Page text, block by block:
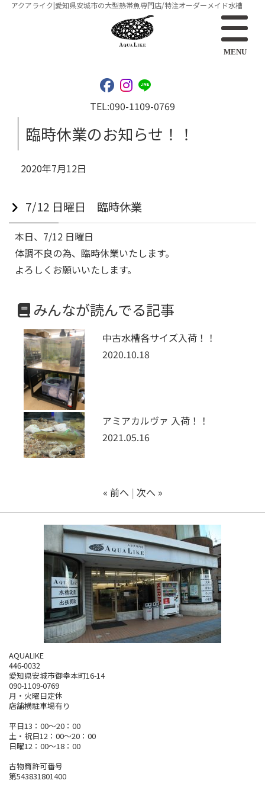
アクアライク|愛知県安城市の大型熱帯魚専門店/特注オーダーメイド水槽
MENU
TEL:090-1109-0769
臨時休業のお知らせ！！
2020年7月12日
7/12 日曜日 臨時休業
本日、7/12 日曜日
体調不良の為、臨時休業いたします。
よろしくお願いいたします。
みんなが読んでる記事
中古水槽各サイズ入荷！！
2020.10.18
アミアカルヴァ 入荷！！
2021.05.16
« 前へ 次へ »
AQUALIKE
446-0032
愛知県安城市御幸本町16-14
090-1109-0769
月・火曜日定休
店舗横駐車場有り
平日13：00～20：00
土・祝日12：00～20：00
日曜12：00～18：00
古物商許可番号
第543831801400